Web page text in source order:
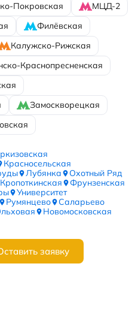
Покровская
МЦД-2
Филёвская
Калужско-Рижская
Краснопресненская
Замоскворецкая
Красносельская
Лубянка
Охотный Ряд
Кропоткинская
Фрунзенская
Университет
Румянцево
Саларьево
Новомосковская
заявку